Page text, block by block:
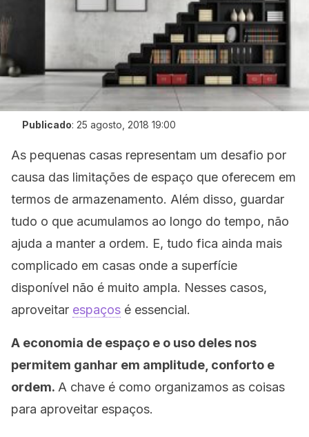
Publicado: 25 agosto, 2018 19:00
As pequenas casas representam um desafio por
causa das limitações de espaço que oferecem em
termos de armazenamento. Além disso, guardar
tudo o que acumulamos ao longo do tempo, não
ajuda a manter a ordem. E, tudo fica ainda mais
complicado em casas onde a superfície
disponível não é muito ampla. Nesses casos,
aproveitar espaços é essencial.
A economia de espaço e o uso deles nos
permitem ganhar em amplitude, conforto e
ordem. A chave é como organizamos as coisas
para aproveitar espaços.